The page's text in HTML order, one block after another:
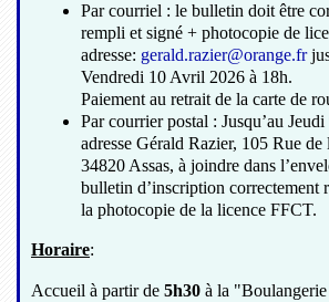
Par courriel : le bulletin doit être
rempli et signé + photocopie de
adresse: gerald.razier@orange.fr
Vendredi 10 Avril 2026 à 18h.
Paiement au retrait de la carte de
Par courrier postal : Jusqu’au
adresse Gérald Razier, 105 Rue de
34820 Assas, à joindre dans
bulletin d’inscription correctement
la photocopie de la licence FFCT.
Horaire:
Accueil à partir de 5h30 à la